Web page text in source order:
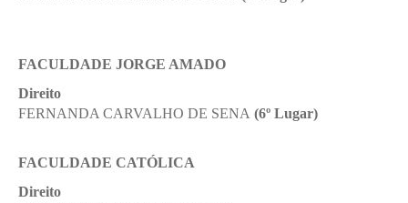
FACULDADE JORGE AMADO
Direito
FERNANDA CARVALHO DE SENA (6º Lugar)
FACULDADE CATÓLICA
Direito